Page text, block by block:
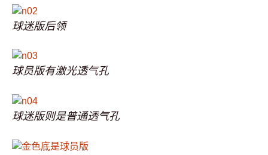
球迷版后领
球员版有激光透气孔
球迷版则是普通透气孔